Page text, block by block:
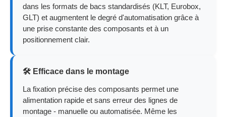
dans les formats de bacs standardisés (KLT, Eurobox,
GLT) et augmentent le degré d'automatisation grâce à
une prise constante des composants et à un
positionnement clair.
🛠️ Efficace dans le montage
La fixation précise des composants permet une
alimentation rapide et sans erreur des lignes de
montage - manuelle ou automatisée. Même les